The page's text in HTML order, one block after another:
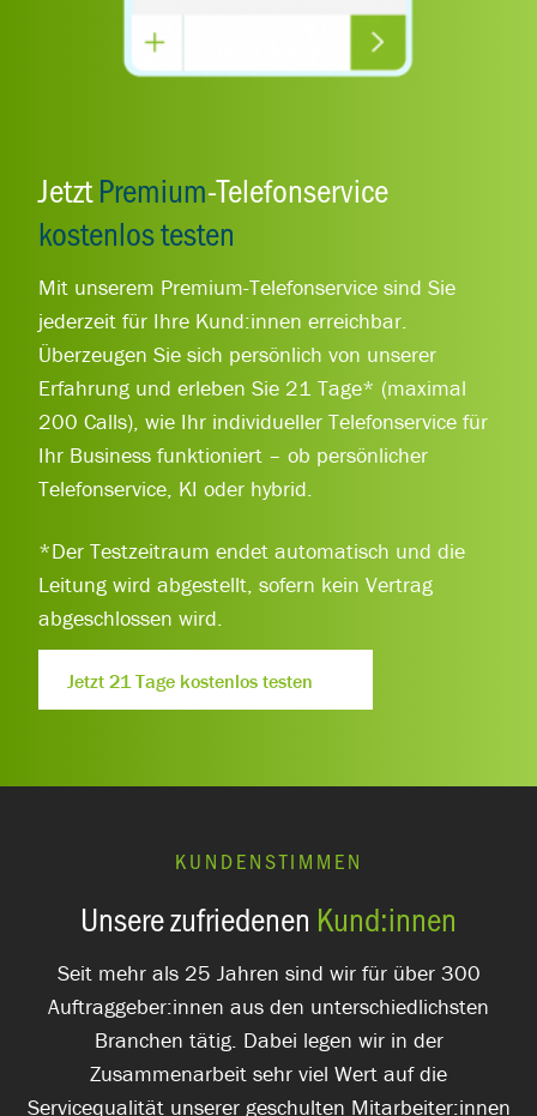
JetztPremium-Telefonservice
kostenlos testen
Mit unserem Premium-Telefonservice sind Sie
jederzeit für Ihre Kund:innen erreichbar.
Überzeugen Sie sich persönlich von unserer
Erfahrung und erleben Sie 21 Tage* (maximal
200 Calls), wie Ihr individueller Telefonservice für
Ihr Business funktioniert – ob persönlicher
Telefonservice, KI oder hybrid.
*Der Testzeitraum endet automatisch und die
Leitung wird abgestellt, sofern kein Vertrag
abgeschlossen wird.
Jetzt 21 Tage kostenlos testen
KUNDENSTIMMEN
Unsere zufriedenen Kund:innen
Seit mehr als 25 Jahren sind wir für über 300
Auftraggeber:innen aus den unterschiedlichsten
Branchen tätig. Dabei legen wir in der
Zusammenarbeit sehr viel Wert auf die
Servicequalität unserer geschulten Mitarbeiter:innen